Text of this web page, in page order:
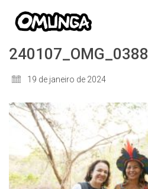
240107_OMG_0388
19 de janeiro de 2024